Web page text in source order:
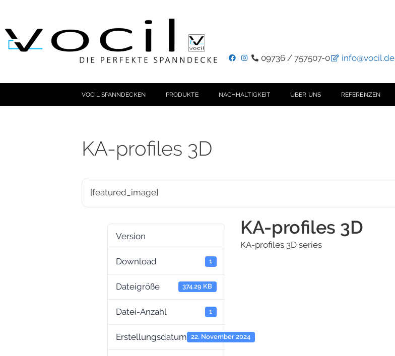
09736 / 757507-0 info@vocil.de
VOCIL SPANNDECKEN PRODUKTE NACHHALTIGKEIT ÜBER UNS REFERENZEN
KA-profiles 3D
[featured_image]
Version
Download 1
Dateigröße 374.29 KB
Datei-Anzahl 1
Erstellungsdatum 22. November 2024
KA-profiles 3D
KA-profiles 3D series